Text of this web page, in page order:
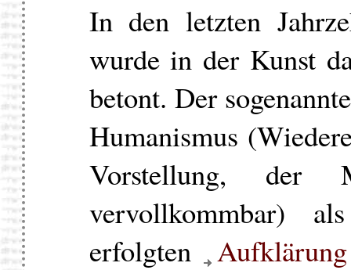
In den letzten
wurde in der Kunst
betont. Der
Humanismus
Vorstellung, der
vervollkommbar)
erfolgten
Aufklärung